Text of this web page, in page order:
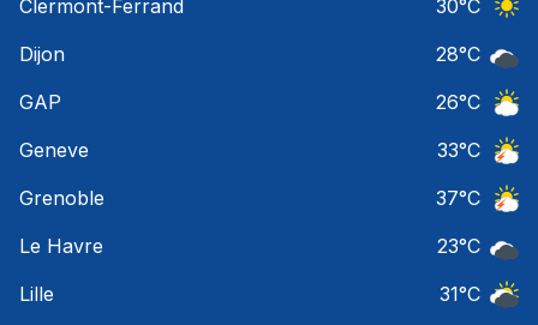
Clermont-Ferrand
30°C
Dijon
28°C
GAP
26°C
Geneve
33°C
Grenoble
37°C
Le Havre
23°C
Lille
31°C